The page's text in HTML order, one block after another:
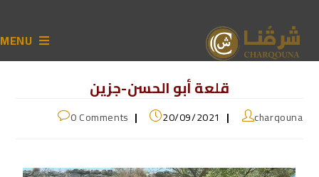
MENU
قلعة أبو الحسن-جزين
charqouna
20/09/2021
0 Comments